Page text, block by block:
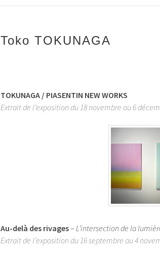
Toko TOKUNAGA
TOKUNAGA / PIASENTIN NEW WORKS
Extrait de l’exposition du 18 novembre au 6
Au-delà des rivages– L’intersection de la
Extrait de l’exposition du 16 septembre au 4